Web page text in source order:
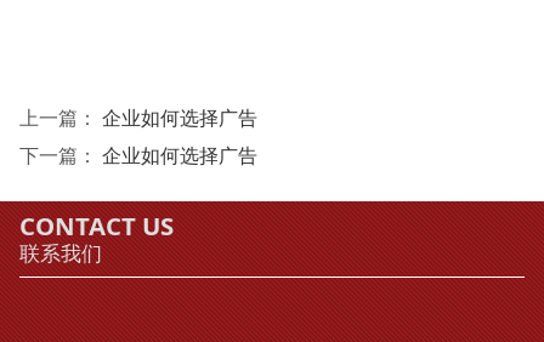
上一篇： 企业如何选择广告
下一篇： 企业如何选择广告
CONTACT US
联系我们